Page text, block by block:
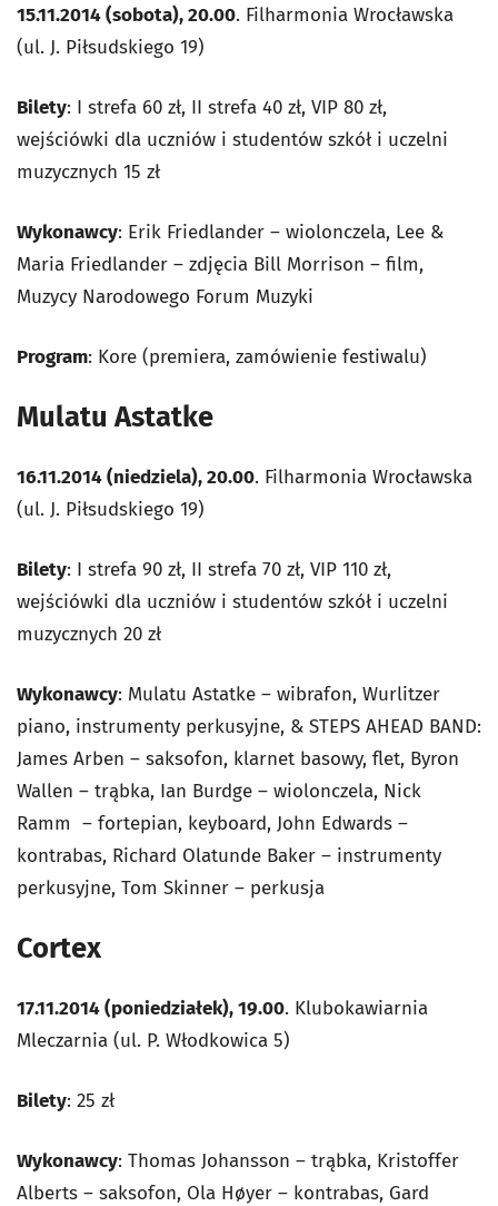
15.11.2014 (sobota), 20.00. Filharmonia Wrocławska
(ul. J. Piłsudskiego 19)
Bilety: I strefa 60 zł, II strefa 40 zł, VIP 80 zł,
wejściówki dla uczniów i studentów szkół i uczelni
muzycznych 15 zł
Wykonawcy: Erik Friedlander – wiolonczela, Lee &
Maria Friedlander – zdjęcia Bill Morrison – film,
Muzycy Narodowego Forum Muzyki
Program: Kore (premiera, zamówienie festiwalu)
Mulatu Astatke
16.11.2014 (niedziela), 20.00. Filharmonia Wrocławska
(ul. J. Piłsudskiego 19)
Bilety: I strefa 90 zł, II strefa 70 zł, VIP 110 zł,
wejściówki dla uczniów i studentów szkół i uczelni
muzycznych 20 zł
Wykonawcy: Mulatu Astatke – wibrafon, Wurlitzer
piano, instrumenty perkusyjne, & STEPS AHEAD BAND:
James Arben – saksofon, klarnet basowy, flet, Byron
Wallen – trąbka, Ian Burdge – wiolonczela, Nick
Ramm – fortepian, keyboard, John Edwards –
kontrabas, Richard Olatunde Baker – instrumenty
perkusyjne, Tom Skinner – perkusja
Cortex
17.11.2014 (poniedziałek), 19.00. Klubokawiarnia
Mleczarnia (ul. P. Włodkowica 5)
Bilety: 25 zł
Wykonawcy: Thomas Johansson – trąbka, Kristoffer
Alberts – saksofon, Ola Høyer – kontrabas, Gard